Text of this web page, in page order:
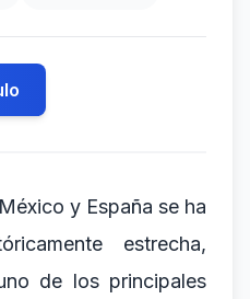
y España se ha
estrecha,
de los principales